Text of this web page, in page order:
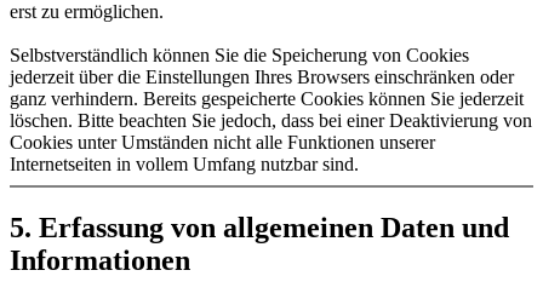
erst zu ermöglichen.
Selbstverständlich können Sie die Speicherung von Cookies
jederzeit über die Einstellungen Ihres Browsers einschränken oder
ganz verhindern. Bereits gespeicherte Cookies können Sie jederzeit
löschen. Bitte beachten Sie jedoch, dass bei einer Deaktivierung von
Cookies unter Umständen nicht alle Funktionen unserer
Internetseiten in vollem Umfang nutzbar sind.
5. Erfassung von allgemeinen Daten und
Informationen